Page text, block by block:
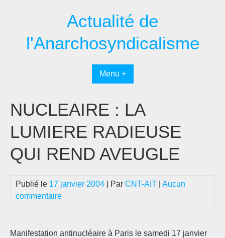
Actualité de
l'Anarchosyndicalisme
Menu +
NUCLEAIRE : LA
LUMIERE RADIEUSE
QUI REND AVEUGLE
Publié le 17 janvier 2004 | Par CNT-AIT
Aucun
commentaire
Manifestation antinucléaire à Paris le samedi 17 janvier